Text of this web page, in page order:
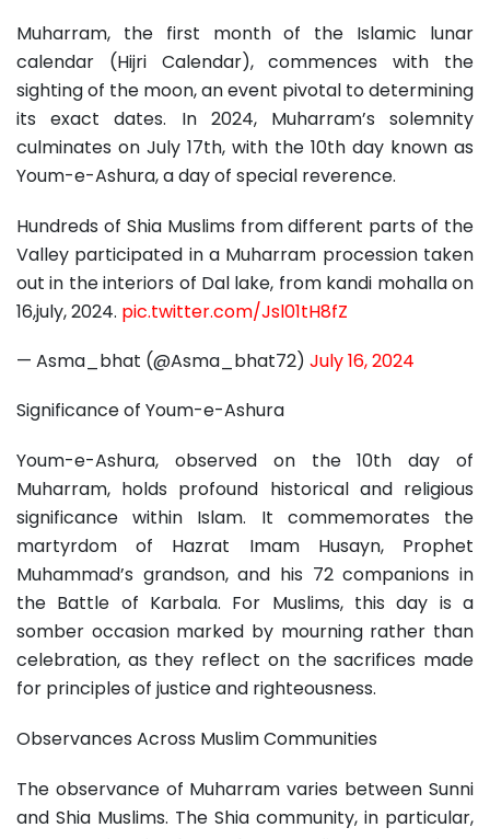
Muharram, the first month of the Islamic lunar
calendar (Hijri Calendar), commences with the
sighting of the moon, an event pivotal to determining
its exact dates. In 2024, Muharram’s solemnity
culminates on July 17th, with the 10th day known as
Youm-e-Ashura, a day of special reverence.
Hundreds of Shia Muslims from different parts of the
Valley participated in a Muharram procession taken
out in the interiors of Dal lake, from kandi mohalla on
16,july, 2024. pic.twitter.com/Jsl01tH8fZ
— Asma_bhat (@Asma_bhat72) July 16, 2024
Significance of Youm-e-Ashura
Youm-e-Ashura, observed on the 10th day of
Muharram, holds profound historical and religious
significance within Islam. It commemorates the
martyrdom of Hazrat Imam Husayn, Prophet
Muhammad’s grandson, and his 72 companions in
the Battle of Karbala. For Muslims, this day is a
somber occasion marked by mourning rather than
celebration, as they reflect on the sacrifices made
for principles of justice and righteousness.
Observances Across Muslim Communities
The observance of Muharram varies between Sunni
and Shia Muslims. The Shia community, in particular,